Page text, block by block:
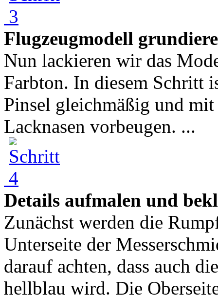
Flugzeugmodell
Nun lackieren wir das
Farbton. In diesem Schritt
Pinsel gleichmäßig und
Lacknasen vorbeugen. ...
Details aufmalen und
Zunächst werden die
Unterseite der
darauf achten, dass auch
hellblau wird. Die